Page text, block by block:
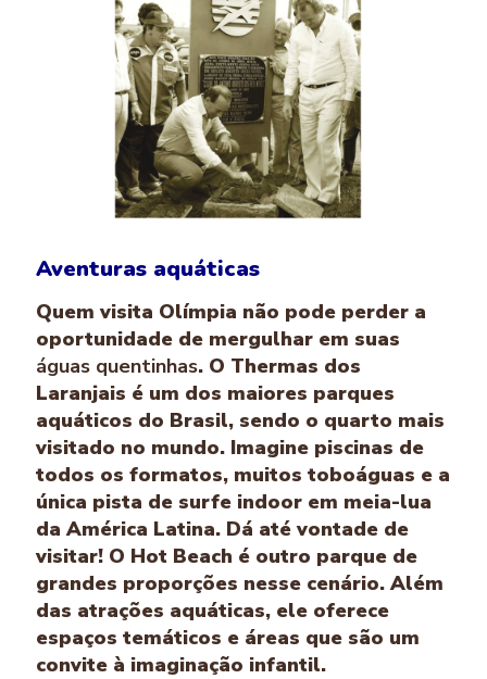
Aventuras aquáticas
Quem visita Olímpia não pode perder a
oportunidade de mergulhar em suas
águas quentinhas. O Thermas dos
Laranjais é um dos maiores parques
aquáticos do Brasil, sendo o quarto mais
visitado no mundo. Imagine piscinas de
todos os formatos, muitos toboáguas e a
única pista de surfe indoor em meia-lua
da América Latina. Dá até vontade de
visitar! O Hot Beach é outro parque de
grandes proporções nesse cenário. Além
das atrações aquáticas, ele oferece
espaços temáticos e áreas que são um
convite à imaginação infantil.